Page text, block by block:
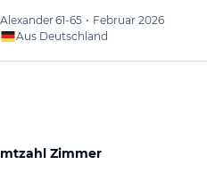
Alexander61-65 • Februar 2026
Aus Deutschland
Zimmer